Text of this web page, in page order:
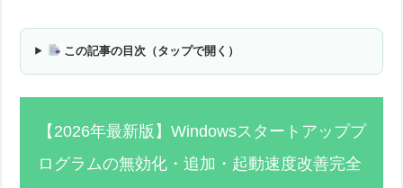
この記事の目次（タップで開く）
【2026年最新版】Windowsスタートアッププ
ログラムの無効化・追加・起動速度改善完全